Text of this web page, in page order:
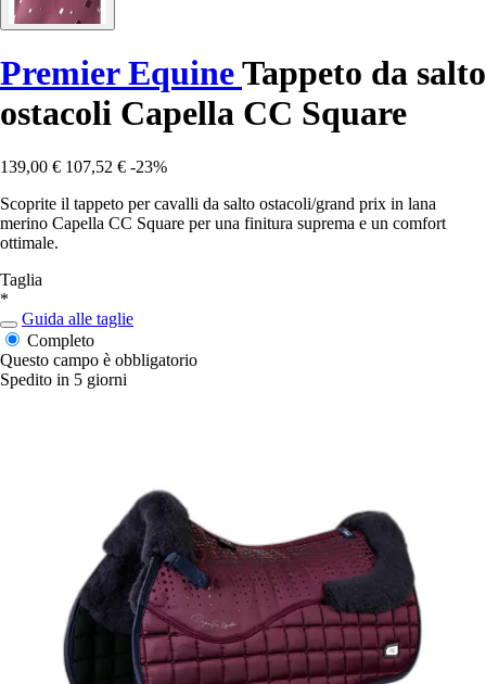
Premier EquineTappeto da salto
ostacoli Capella CC Square
139,00 € 107,52 € -23%
Scoprite il tappeto per cavalli da salto ostacoli/grand prix in lana
merino Capella CC Square per una finitura suprema e un comfort
ottimale.
Taglia
*
Guida alle taglie
Completo
Questo campo è obbligatorio
Spedito in 5 giorni